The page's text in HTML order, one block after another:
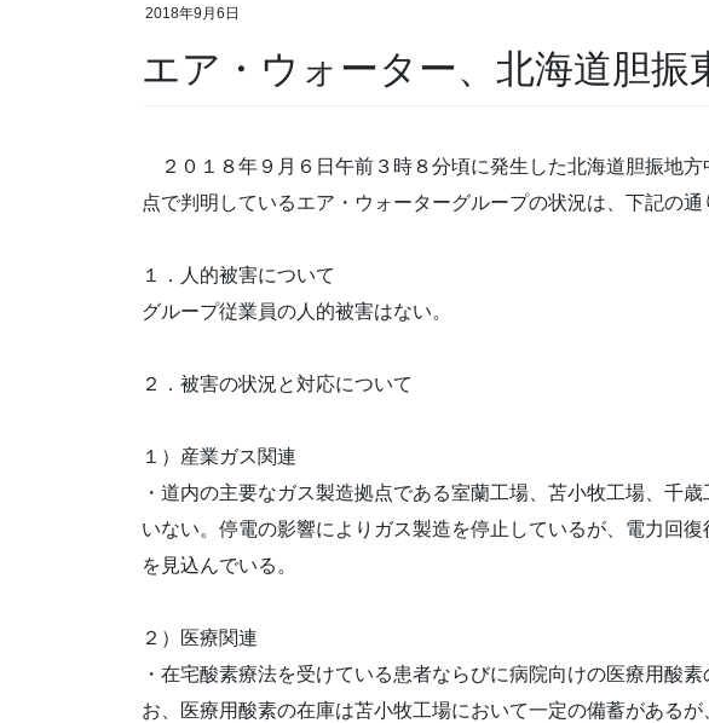
2018年9月6日
エア・ウォーター、北海道胆振
２０１８年９月６日午前３時８分頃に発生した北海道胆振地
点で判明しているエア・ウォーターグループの状況は、下記の通
１．人的被害について
グループ従業員の人的被害はない。
２．被害の状況と対応について
１）産業ガス関連
・道内の主要なガス製造拠点である室蘭工場、苫小牧工場、千
いない。停電の影響によりガス製造を停止しているが、電力回
を見込んでいる。
２）医療関連
・在宅酸素療法を受けている患者ならびに病院向けの医療用酸
お、医療用酸素の在庫は苫小牧工場において一定の備蓄がある